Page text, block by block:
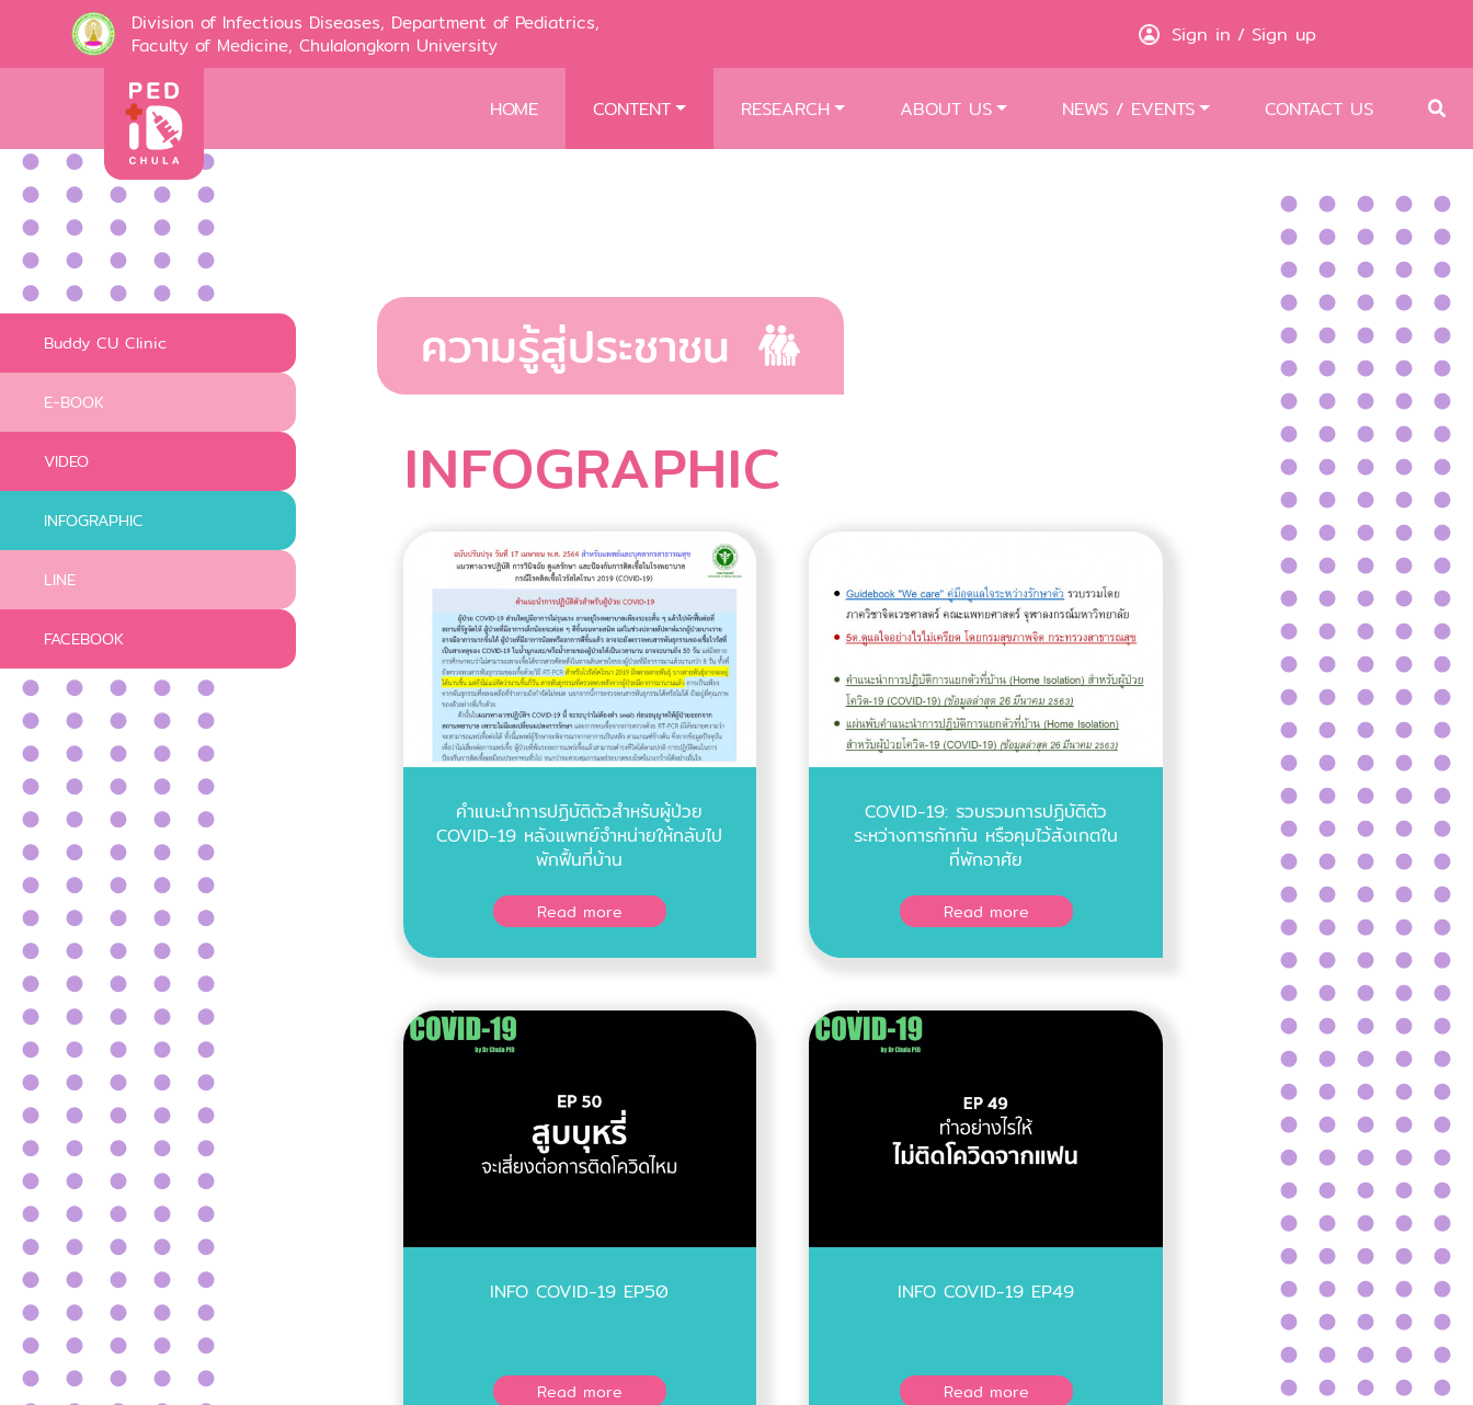
Division of Infectious Diseases, Department of Pediatrics,
Faculty of Medicine, Chulalongkorn University
Sign in / Sign up
HOME CONTENT RESEARCH ABOUT US NEWS / EVENTS CONTACT US
Buddy CU Clinic
E-BOOK
VIDEO
INFOGRAPHIC
LINE
FACEBOOK
ความรู้สู่ประชาชน
INFOGRAPHIC
คำแนะนำการปฏิบัติตัวสำหรับผู้ป่วย
COVID-19 หลังแพทย์จำหน่ายให้กลับไป
พักฟื้นที่บ้าน
Read more
COVID-19: รวบรวมการปฏิบัติตัว
ระหว่างการกักกัน หรือคุมไว้สังเกตใน
ที่พักอาศัย
Read more
INFO COVID-19 EP50
Read more
INFO COVID-19 EP49
Read more